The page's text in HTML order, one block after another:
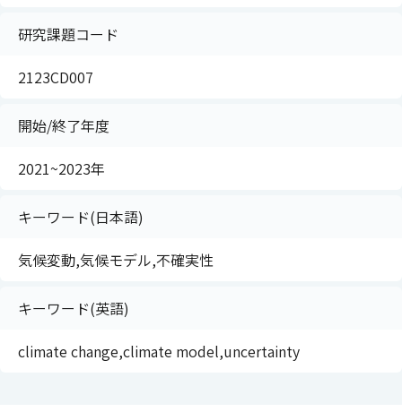
研究課題コード
2123CD007
開始/終了年度
2021~2023年
キーワード(日本語)
気候変動,気候モデル,不確実性
キーワード(英語)
climate change,climate model,uncertainty